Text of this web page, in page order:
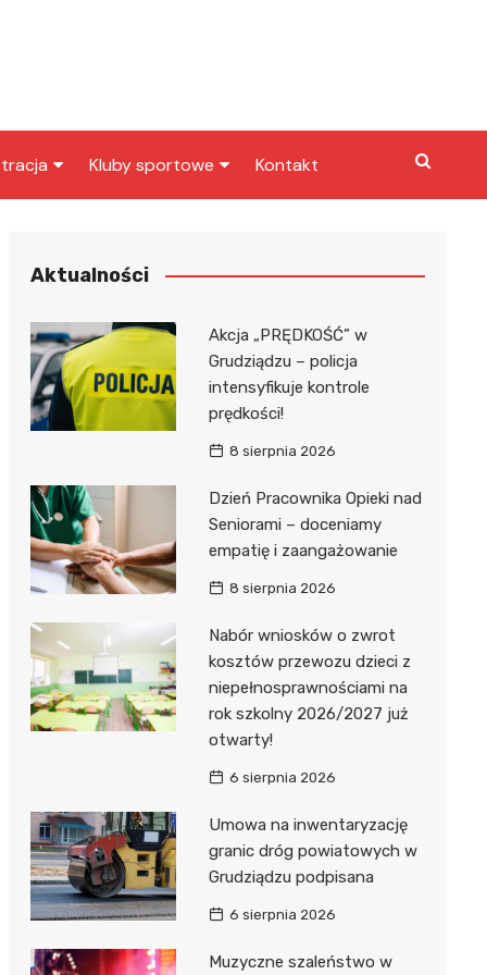
Kluby sportowe
Klub piłkarski
Kontakt
Aktualności
Akcja „PRĘDKOŚĆ” w
Grudziądzu – policja
intensyfikuje kontrole
prędkości!
8 sierpnia 2026
Dzień Pracownika Opieki nad
Seniorami – doceniamy
empatię i zaangażowanie
8 sierpnia 2026
Nabór wniosków o zwrot
kosztów przewozu dzieci z
niepełnosprawnościami na
rok szkolny 2026/2027 już
otwarty!
6 sierpnia 2026
Umowa na inwentaryzację
granic dróg powiatowych w
Grudziądzu podpisana
6 sierpnia 2026
Muzyczne szaleństwo w